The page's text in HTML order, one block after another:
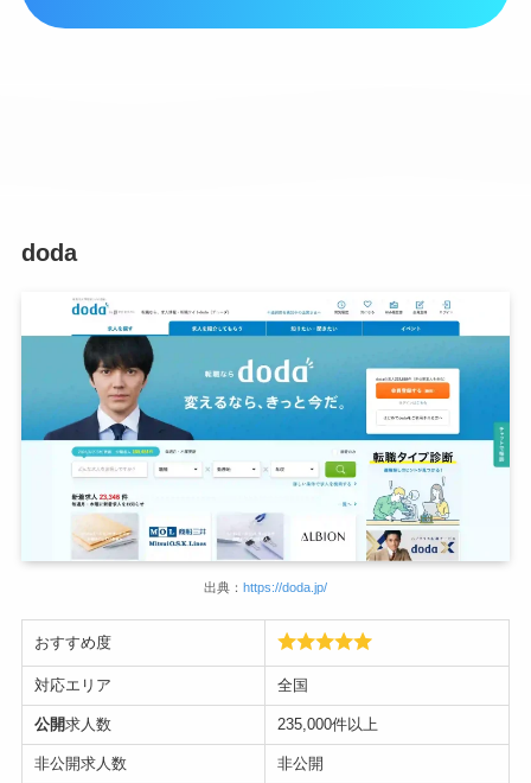
doda
出典： https://doda.jp/
おすすめ度
対応エリア 全国
公開求人数 235,000件以上
非公開求人数 非公開